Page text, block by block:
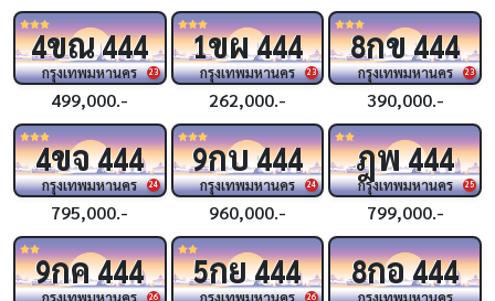
23
4ขณ444
กรุงเทพมหานคร
499,000.-
23
1ขผ444
กรุงเทพมหานคร
262,000.-
23
8กข444
กรุงเทพมหานคร
390,000.-
24
4ขจ444
กรุงเทพมหานคร
795,000.-
24
9กบ444
กรุงเทพมหานคร
960,000.-
25
ฎพ444
กรุงเทพมหานคร
799,000.-
26
9กค444
กรุงเทพมหานคร 26
5กย444
กรุงเทพมหานคร
8กอ444
กรุงเทพมหานคร